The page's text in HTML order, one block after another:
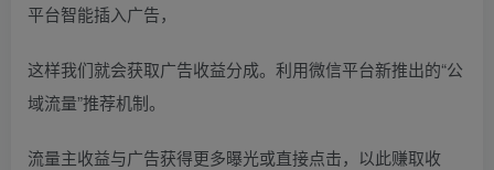
平台智能插入广告，
这样我们就会获取广告收益分成。利用微信平台新推出的“公
域流量”推荐机制。
流量主收益与广告获得更多曝光或直接点击，以此赚取收